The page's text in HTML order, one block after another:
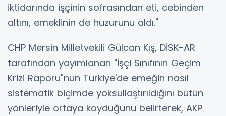
iktidarında işçinin sofrasından eti, cebinden
altını, emeklinin de huzurunu aldı."
CHP Mersin Milletvekili Gülcan Kış, DİSK-AR
tarafından yayımlanan "İşçi Sınıfının Geçim
Krizi Raporu"nun Türkiye'de emeğin nasıl
sistematik biçimde yoksullaştırıldığını bütün
yönleriyle ortaya koyduğunu belirterek, AKP